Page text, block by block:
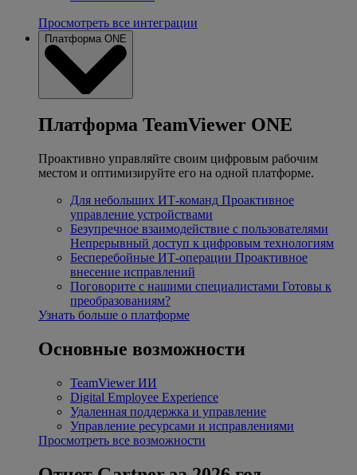
Просмотреть все интеграции
Платформа ONE
Платформа TeamViewer ONE
Проактивно управляйте своим цифровым рабочим
местом и оптимизируйте его на одной платформе.
Для небольших ИТ-команд Проактивное
управление устройствами
Безупречное взаимодействие с пользователями
Непрерывный доступ к цифровым технологиям
Бесперебойные ИТ-операции Проактивное
внесение исправлений
Поговорите с нашими специалистами Готовы к
преобразованиям?
Узнать больше о платформе
Основные возможности
TeamViewer ИИ
Digital Employee Experience
Удаленная поддержка и управление
Управление ресурсами и исправлениями
Просмотреть все возможности